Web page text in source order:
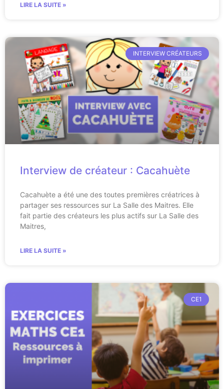
LIRE LA SUITE »
INTERVIEW CRÉATEURS
Interview de créateur : Cacahuète
Cacahuète a été une des toutes premières créatrices à
partager ses ressources sur La Salle des Maitres. Elle
fait partie des créateurs les plus actifs sur La Salle des
Maitres,
LIRE LA SUITE »
CE1